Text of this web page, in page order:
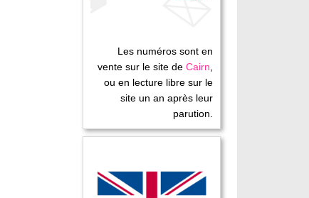
Les numéros sont en
vente sur le site deCairn,
ou en lecture libre sur le
site un an après leur
parution.